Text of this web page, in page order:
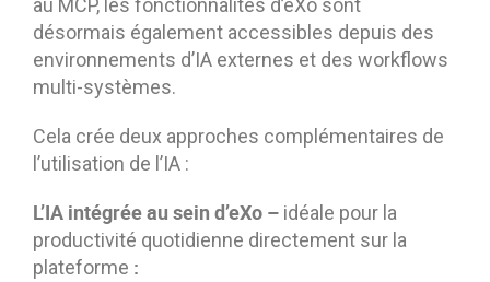
au MCP, les fonctionnalités d’eXo sont
désormais également accessibles depuis des
environnements d’IA externes et des workflows
multi-systèmes.
Cela crée deux approches complémentaires de
l’utilisation de l’IA :
L’IA intégrée au sein d’eXo – idéale pour la
productivité quotidienne directement sur la
plateforme :